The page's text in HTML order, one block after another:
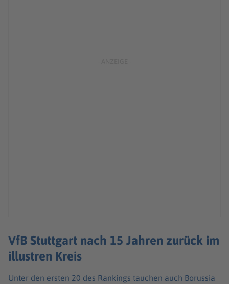
VfB Stuttgart nach 15 Jahren zurück im
illustren Kreis
Unter den ersten 20 des Rankings tauchen auch Borussia